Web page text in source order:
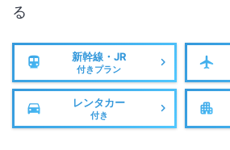
る
新幹線・JR
付きプラン
レンタカー
付き